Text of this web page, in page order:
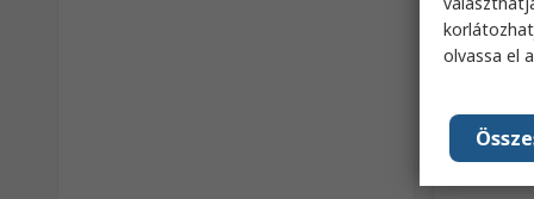
olvassa el a